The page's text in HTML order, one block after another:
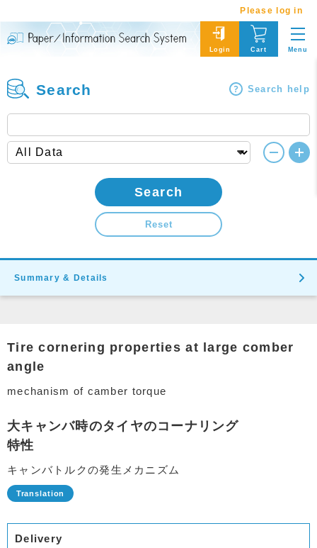
Please log in
Login Cart Menu
Search Search help
Search
Reset
Summary & Details
Tire cornering properties at large comber
angle
mechanism of camber torque
大キャンバ時のタイヤのコーナリング
特性
キャンバトルクの発生メカニズム
Delivery